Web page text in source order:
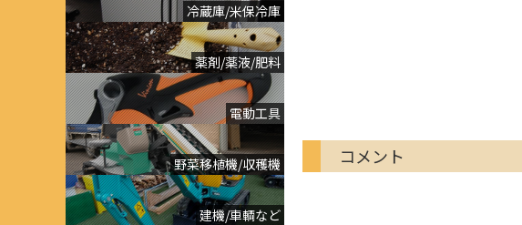
冷蔵庫/米保冷庫
薬剤/薬液/肥料
電動工具
野菜移植機/収穫機
建機/車輌など
コメント